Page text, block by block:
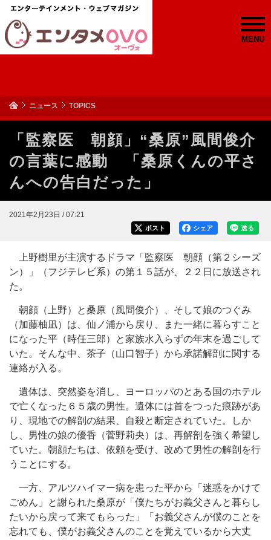
MENU
ニュース TOPICS
「監察医 朝顔」“桑原”風間俊介
の言葉に感動 「桑原くんの平さ
んへの告白だった」
2021年2月23日 / 07:21
送る
シェア
ポスト
上野樹里が主演するドラマ「監察医 朝顔（第２シーズ
ン）」（フジテレビ系）の第１５話が、２２日に放送され
た。
朝顔（上野）と桑原（風間俊介）、そして娘のつぐみ
（加藤柚凪）は、仙ノ浦から戻り、また一緒に暮らすこと
になった平（時任三郎）と家族水入らずの年末を過ごして
いた。そんな中、茶子（山口智子）から承諾解剖に関する
連絡が入る。
遺体は、突然姿を消し、ヨーロッパのとある国のホテル
で亡くなった６５歳の男性。遺体には首をつった痕跡があ
り、現地での解剖の結果、自殺と断定されていた。しか
し、男性の娘の優香（菅野莉央）は、再解剖を強く希望し
ていた。朝顔たちは、依頼を受け、改めて男性の解剖を行
うことにする。
一方、アルツハイマー病を患った平から「迷惑をかけて
ごめん」と謝られた桑原が「僕たちがお義父さんと暮らし
たいから戻って来てもらった」「お義父さんが僕のことを
忘れても、僕がお義父さんのことを覚えているから大丈